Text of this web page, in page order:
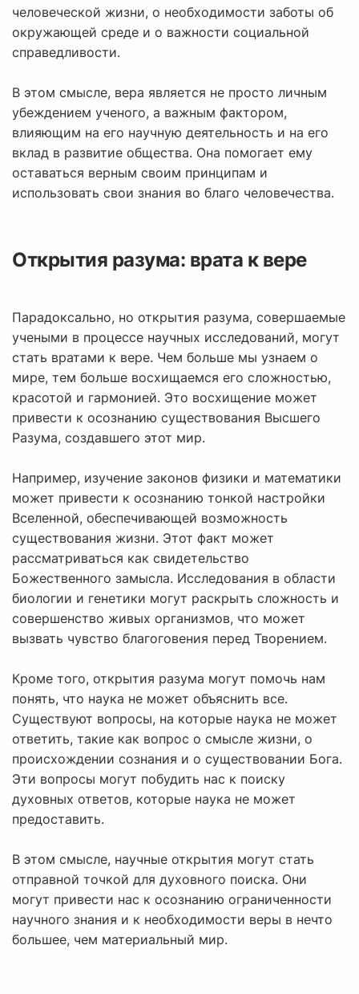
человеческой жизни, о необходимости заботы об
окружающей среде и о важности социальной
справедливости.
В этом смысле, вера является не просто личным
убеждением ученого, а важным фактором,
влияющим на его научную деятельность и на его
вклад в развитие общества. Она помогает ему
оставаться верным своим принципам и
использовать свои знания во благо человечества.
Открытия разума: врата к вере
Парадоксально, но открытия разума, совершаемые
учеными в процессе научных исследований, могут
стать вратами к вере. Чем больше мы узнаем о
мире, тем больше восхищаемся его сложностью,
красотой и гармонией. Это восхищение может
привести к осознанию существования Высшего
Разума, создавшего этот мир.
Например, изучение законов физики и математики
может привести к осознанию тонкой настройки
Вселенной, обеспечивающей возможность
существования жизни. Этот факт может
рассматриваться как свидетельство
Божественного замысла. Исследования в области
биологии и генетики могут раскрыть сложность и
совершенство живых организмов, что может
вызвать чувство благоговения перед Творением.
Кроме того, открытия разума могут помочь нам
понять, что наука не может объяснить все.
Существуют вопросы, на которые наука не может
ответить, такие как вопрос о смысле жизни, о
происхождении сознания и о существовании Бога.
Эти вопросы могут побудить нас к поиску
духовных ответов, которые наука не может
предоставить.
В этом смысле, научные открытия могут стать
отправной точкой для духовного поиска. Они
могут привести нас к осознанию ограниченности
научного знания и к необходимости веры в нечто
большее, чем материальный мир.